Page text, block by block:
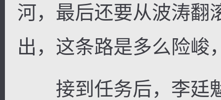
河，最后还要从波涛翻
出，这条路是多么险峻
接到任务后，李廷